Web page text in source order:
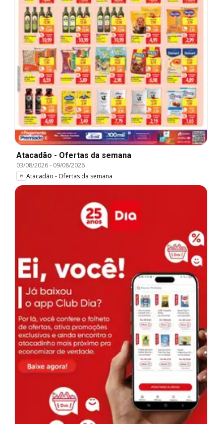
Atacadão - Ofertas da semana
03/08/2026- 09/08/2026
Atacadão - Ofertas da semana